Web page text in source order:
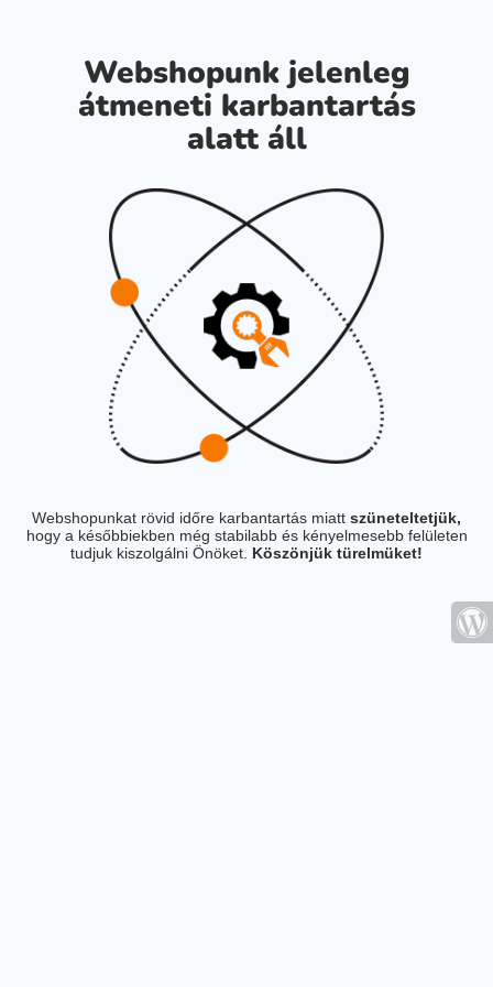
Webshopunk jelenleg
átmeneti karbantartás
alatt áll
Webshopunkat rövid időre karbantartás miatt szüneteltetjük,
hogy a későbbiekben még stabilabb és kényelmesebb felületen
tudjuk kiszolgálni Önöket. Köszönjük türelmüket!